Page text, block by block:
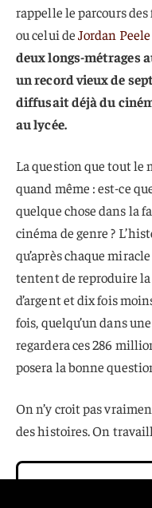
rappelle le parcours
ou celui deJordan Peele
deux longs-métrages
un record vieux de
diffusait déjà du
au lycée.
La question que tout le
quand même : est-ce
quelque chose dans la
cinéma de genre ?
qu’après chaque
tentent de reproduire
d’argent et dix fois
fois, quelqu’un dans
regardera ces 286
posera la bonne
On n’y croit pas
des histoires. On